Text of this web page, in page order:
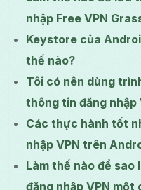
nhập Free VPN
Keystore của
thế nào?
Tôi có nên dùng
thông tin đăng nhập
Các thực hành tốt
nhập VPN trên
Làm thế nào để
đăng nhập VPN một